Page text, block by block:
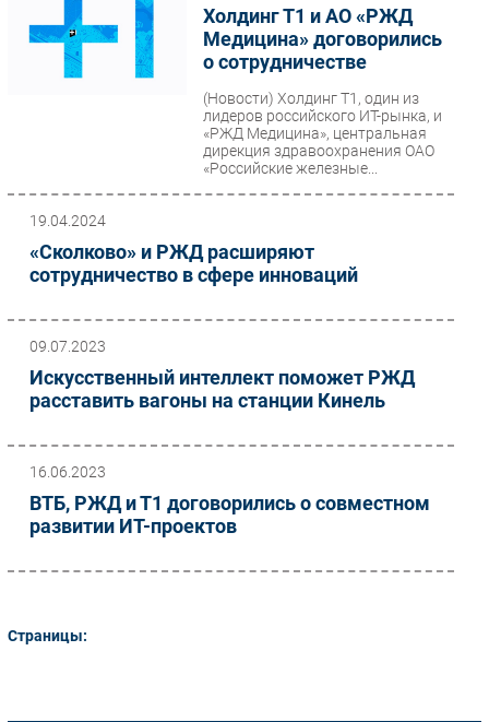
Холдинг Т1 и АО «РЖД
Медицина» договорились
о сотрудничестве
(Новости) Холдинг Т1, один из
лидеров российского ИТ-рынка, и
«РЖД Медицина», центральная
дирекция здравоохранения ОАО
«Российские железные...
19.04.2024
«Сколково» и РЖД расширяют
сотрудничество в сфере инноваций
09.07.2023
Искусственный интеллект поможет РЖД
расставить вагоны на станции Кинель
16.06.2023
ВТБ, РЖД и Т1 договорились о совместном
развитии ИТ-проектов
Страницы: